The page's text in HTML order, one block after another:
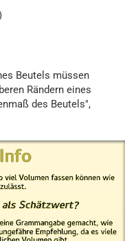
Beutels müssen
Rändern eines
des Beutels",